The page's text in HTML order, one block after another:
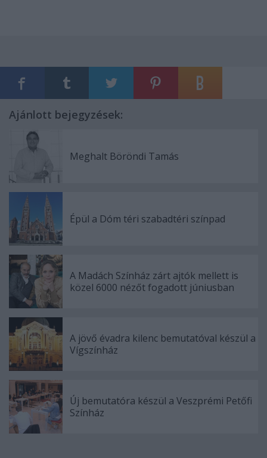
Ajánlott bejegyzések:
Meghalt Böröndi Tamás
Épül a Dóm téri szabadtéri színpad
A Madách Színház zárt ajtók mellett is
közel 6000 nézőt fogadott júniusban
A jövő évadra kilenc bemutatóval készül a
Vígszínház
Új bemutatóra készül a Veszprémi Petőfi
Színház